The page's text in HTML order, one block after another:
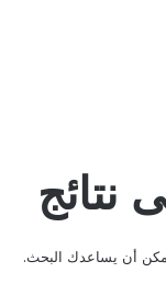
نتائج
أن يساعدك البحث.